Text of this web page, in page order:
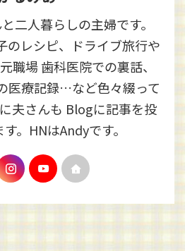
二人暮らしの主婦です。
のレシピ、ドライブ旅行や
職場 歯科医院での裏話、
医療記録…など色々綴って
夫さんも Blogに記事を投
。HNはAndyです。